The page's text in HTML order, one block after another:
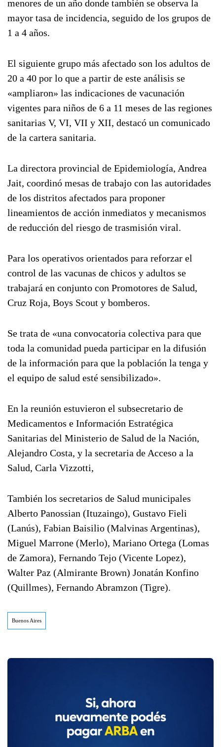
menores de un año donde también se observa la
mayor tasa de incidencia, seguido de los grupos de
1 a 4 años.
El siguiente grupo más afectado son los adultos de
20 a 40 por lo que a partir de este análisis se
«ampliaron» las indicaciones de vacunación
vigentes para niños de 6 a 11 meses de las regiones
sanitarias V, VI, VII y XII, destacó un comunicado
de la cartera sanitaria.
La directora provincial de Epidemiología, Andrea
Jait, coordinó mesas de trabajo con las autoridades
de los distritos afectados para proponer
lineamientos de acción inmediatos y mecanismos
de reducción del riesgo de trasmisión viral.
Para los operativos orientados para reforzar el
control de las vacunas de chicos y adultos se
trabajará en conjunto con Promotores de Salud,
Cruz Roja, Boys Scout y bomberos.
Se trata de «una convocatoria colectiva para que
toda la comunidad pueda participar en la difusión
de la información para que la población la tenga y
el equipo de salud esté sensibilizado».
En la reunión estuvieron el subsecretario de
Medicamentos e Información Estratégica
Sanitarias del Ministerio de Salud de la Nación,
Alejandro Costa, y la secretaria de Acceso a la
Salud, Carla Vizzotti,
También los secretarios de Salud municipales
Alberto Panossian (Ituzaingo), Gustavo Fieli
(Lanús), Fabian Baisilio (Malvinas Argentinas),
Miguel Marrone (Merlo), Mariano Ortega (Lomas
de Zamora), Fernando Tejo (Vicente Lopez),
Walter Paz (Almirante Brown) Jonatán Konfino
(Quillmes), Fernando Abramzon (Tigre).
Buenos Aires